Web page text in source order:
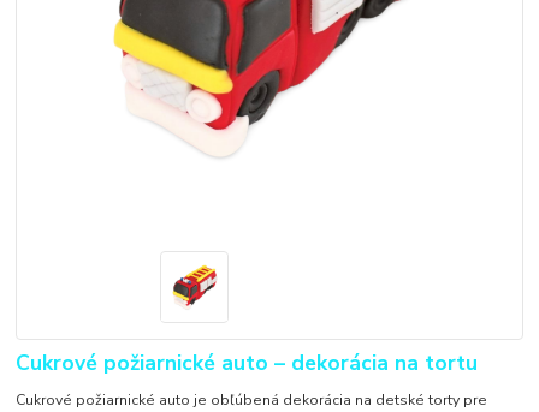
Cukrové požiarnické auto – dekorácia na tortu
Cukrové požiarnické auto je obľúbená dekorácia na detské torty pre